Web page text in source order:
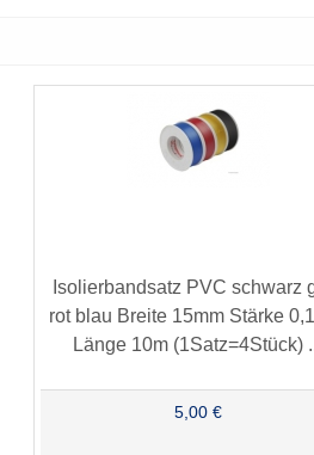
Isolierbandsatz PVC schwarz
rot blau Breite 15mm Stärke
Länge 10m (1Satz=4Stück)
5,00 €